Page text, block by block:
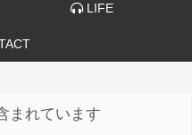
LIFE
まれています